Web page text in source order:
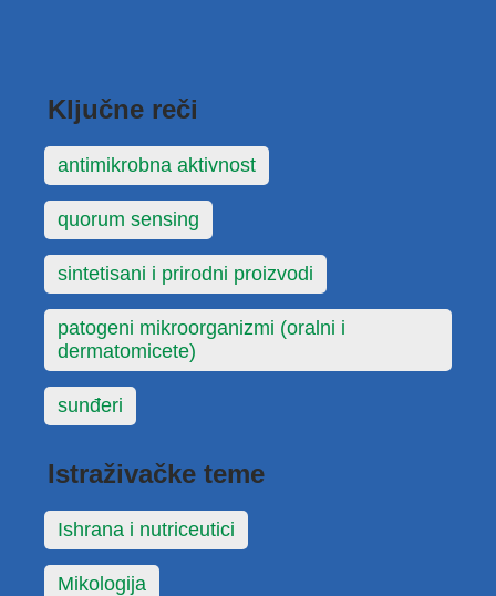
Ključne reči
antimikrobna aktivnost
quorum sensing
sintetisani i prirodni proizvodi
patogeni mikroorganizmi (oralni i
dermatomicete)
sunđeri
Istraživačke teme
Ishrana i nutriceutici
Mikologija